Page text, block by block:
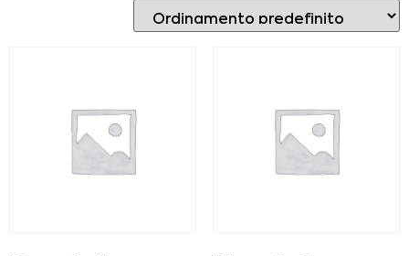
Rivenditori B2B
Franchising